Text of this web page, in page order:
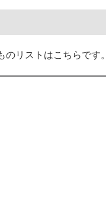
リストはこちらです。